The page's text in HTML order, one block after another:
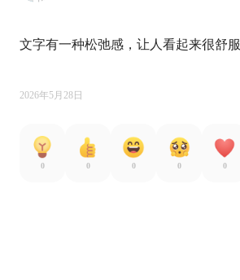
有行
加入我们
文字有一种松弛感，让人看起来很舒服
2026年5月28日
0 0 0 0 0